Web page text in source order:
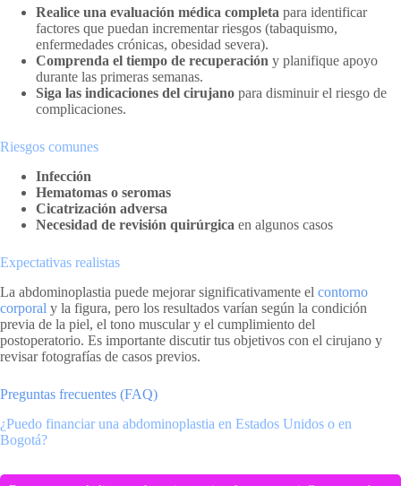
Realice una evaluación médica completa para identificar
factores que puedan incrementar riesgos (tabaquismo,
enfermedades crónicas, obesidad severa).
Comprenda el tiempo de recuperación y planifique apoyo
durante las primeras semanas.
Siga las indicaciones del cirujano para disminuir el riesgo de
complicaciones.
Riesgos comunes
Infección
Hematomas o seromas
Cicatrización adversa
Necesidad de revisión quirúrgica en algunos casos
Expectativas realistas
La abdominoplastia puede mejorar significativamente el contorno
corporal y la figura, pero los resultados varían según la condición
previa de la piel, el tono muscular y el cumplimiento del
postoperatorio. Es importante discutir tus objetivos con el cirujano y
revisar fotografías de casos previos.
Preguntas frecuentes (FAQ)
¿Puedo financiar una abdominoplastia en Estados Unidos o en
Bogotá?